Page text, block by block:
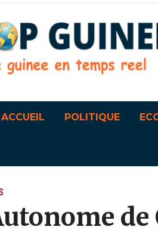
ACCUEIL POLITIQUE